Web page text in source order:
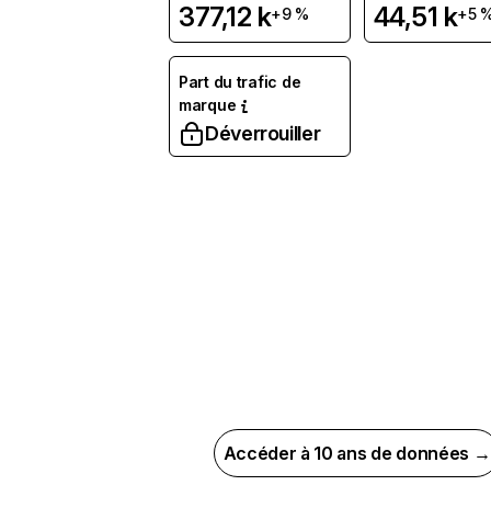
377,12 k+9 % 44,51 k+5
Part du trafic de
marque
Déverrouiller
Accéder à 10 ans de données →